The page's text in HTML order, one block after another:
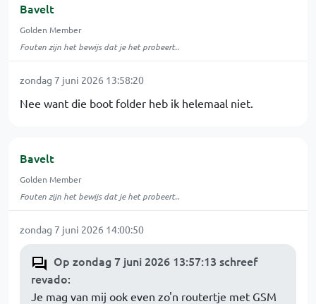
Bavelt
Golden Member
Fouten zijn het bewijs dat je het probeert..
zondag 7 juni 2026 13:58:20
Nee want die boot folder heb ik helemaal niet.
Bavelt
Golden Member
Fouten zijn het bewijs dat je het probeert..
zondag 7 juni 2026 14:00:50
Op zondag 7 juni 2026 13:57:13 schreef
revado:
Je mag van mij ook even zo'n routertje met GSM